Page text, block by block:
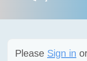
Please Sign in